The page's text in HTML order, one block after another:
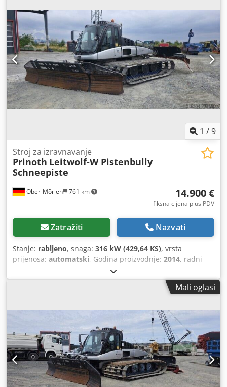
Tehničko stanje: dobro Vizualno stanje: loše Financijske
informacije Cijena: na upit Dodatne informacije Za više
informacija kontaktirajte Ernsta van Heka.
1 /9
Ober-Mörlen 761 km
Stroj za izravnavanje
Prinoth Leitwolf-W Pistenbully
Schneepiste
14.900 €
fiksna cijena plus PDV
Zatražiti Nazvati
Stanje: rabljeno, snaga: 316 kW (429,64 KS), vrsta
prijenosa: automatski, Godina proizvodnje: 2014, radni
, Pogonski sustav: gusenični Sopstvena težina:
5.724 kg Za dodatne informacije obratite se Emalu
Jaweedu. Pistenbully / uređaj za uređivanje skijaških staza,
kilometri: 55475, radni sati: 7428, kW / KS: 316 / 430,
težina: 5724 kg, motor: MAN, 6 cilindara, broj okretaja
(1/min): 2000, čelični lanci: 1720 mm, sječivo: 12 položaja,
brisači vjetrobrana, sjedala: 3, kabina: zatvorena, zaslon:
digitalni, PF-07/018, godina: 2014, G/W: 820 kg, S-13/018,
godina: 2014, G/W: 460 kg, ostalo: * ... Nudimo preko 200
vozila za prodaju. * Naša lokacija nalazi se 30 km od
Mali oglasi